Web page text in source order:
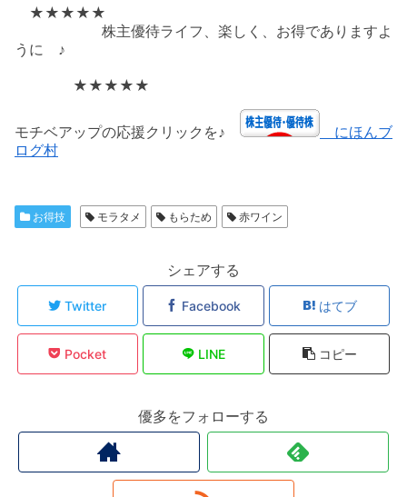
★★★★★
株主優待ライフ、楽しく、お得でありますよ
うに ♪
★★★★★
モチベアップの応援クリックを♪
にほんブ
ログ村
お得技 モラタメ もらため 赤ワイン
シェアする
Twitter Facebook はてブ
Pocket LINE コピー
優多をフォローする